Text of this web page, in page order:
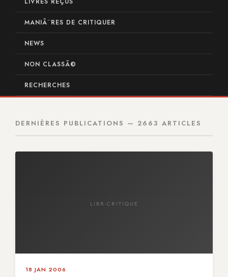
MANIÃ¨RES DE CRITIQUER
NEWS
NON CLASSÃ©
RECHERCHES
DERNIÈRES PUBLICATIONS — 2663 ARTICLES
LIBR-CRITIQUE
18 JAN 2006